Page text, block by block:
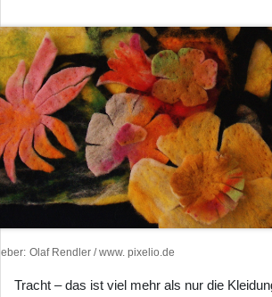
Olaf Rendler / www. pixelio.de
Tracht – das ist viel mehr als nur die